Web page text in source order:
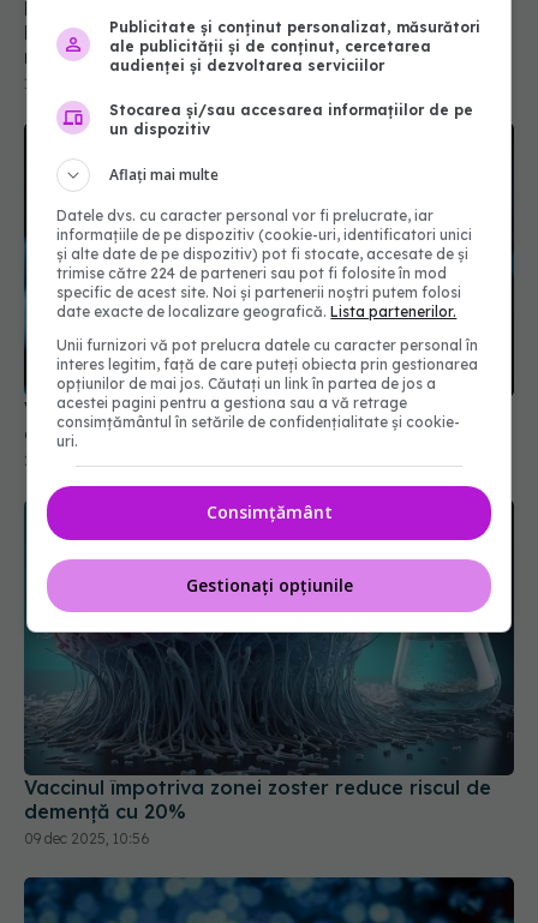
Vaccinarea reduce riscul cardiac. Recomandările
experților
28 aug 2025, 22:30
Vaccinul împotriva zonei zoster reduce riscul de
demență cu 20%
09 dec 2025, 10:56
Publicitate și conținut personalizat, măsurători
ale publicității și de conținut, cercetarea
audienței și dezvoltarea serviciilor
Stocarea și/sau accesarea informațiilor de pe
un dispozitiv
Aflați mai multe
Datele dvs. cu caracter personal vor fi prelucrate, iar
informațiile de pe dispozitiv (cookie-uri, identificatori unici
și alte date de pe dispozitiv) pot fi stocate, accesate de și
trimise către 224 de parteneri sau pot fi folosite în mod
specific de acest site. Noi și partenerii noștri putem folosi
date exacte de localizare geografică.Lista partenerilor.
Unii furnizori vă pot prelucra datele cu caracter personal în
interes legitim, față de care puteți obiecta prin gestionarea
opțiunilor de mai jos. Căutați un link în partea de jos a
acestei pagini pentru a gestiona sau a vă retrage
consimțământul în setările de confidențialitate și cookie-
uri.
Consimțământ
Gestionați opțiunile